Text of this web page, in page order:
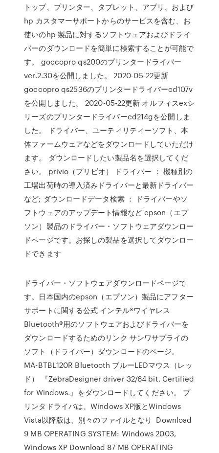
トップ、プリンター、タブレット、アプリ、および
hp カスタマーサポートからのサービスを含む、お
使いのhp 製品に対するソフトウェアおよびドライ
バーのダウンロードを簡単に検索することが可能で
す。 goccopro qs200のプリンタードライバー
ver.2.30を公開しました。 2020-05-22更新
goccopro qs2536のプリンタードライバーcd107v
を公開しました。 2020-05-22更新 オルフィスexシ
リーズのプリンタードライバーcd214gを公開しま
した。 ドライバー、ユーティリティーソフト、本
体ファームウェアなどをダウンロードしていただけ
ます。 ダウンロードしたい製品名を選択してくだ
さい。 privio（プリビオ） ドライバー ： 機種別の
工場出荷時の導入済みドライバーと最新ドライバー
など; ダウンロードデータ検索 ： ドライバーやソ
フトウェアのアップデート情報など epson（エプ
ソン）製品のドライバー・ソフトウェアダウンロー
ドページです。お探しの製品を選択してダウンロー
ドできます
ドライバー・ソフトウェアダウンロードページで
す。日本国内のepson（エプソン）製品にアフター
サポートに関する公式 インテル®ワイヤレス
Bluetooth®用のソフトウェアおよびドライバーを
ダウンロードするためのリンク サンワサプライの
ソフト（ドライバー）ダウンロードのページ。
MA-BTBL120R Bluetooth ブルーLEDマウス（レッ
ド） 『ZebraDesigner driver 32/64 bit. Certified
for Windows.』をダウンロードしてください。 プ
リンタドライバは、Windows XP版とWindows
Vista以降版は、別々のファイルとなり Download
9 MB OPERATING SYSTEM: Windows 2003,
Windows XP Download 87 MB OPERATING